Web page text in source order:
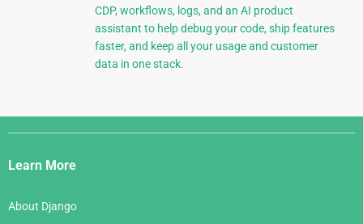
CDP, workflows, logs, and an AI product
assistant to help debug your code, ship features
faster, and keep all your usage and customer
data in one stack.
Django
Links
Learn More
About Django